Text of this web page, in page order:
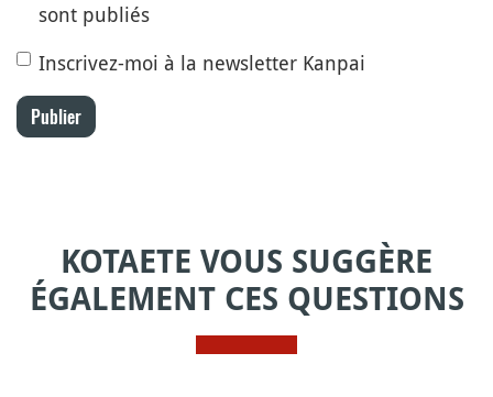
sont publiés
Inscrivez-moi à la newsletter Kanpai
Publier
KOTAETE VOUS SUGGÈRE
ÉGALEMENT CES QUESTIONS